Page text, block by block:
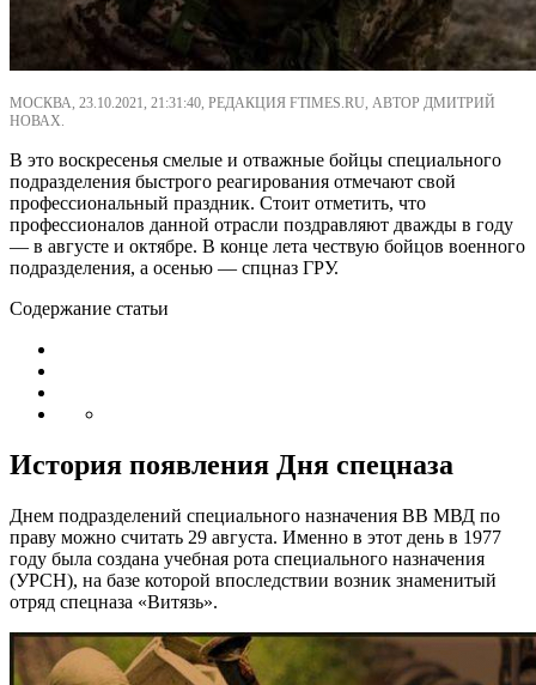
МОСКВА, 23.10.2021, 21:31:40, РЕДАКЦИЯ FTIMES.RU, АВТОР ДМИТРИЙ
НОВАХ.
В это воскресенья смелые и отважные бойцы специального
подразделения быстрого реагирования отмечают свой
профессиональный праздник. Стоит отметить, что
профессионалов данной отрасли поздравляют дважды в году
— в августе и октябре. В конце лета чествую бойцов военного
подразделения, а осенью — спцназ ГРУ.
Содержание статьи
История появления Дня спецназа
Днем подразделений специального назначения ВВ МВД по
праву можно считать 29 августа. Именно в этот день в 1977
году была создана учебная рота специального назначения
(УРСН), на базе которой впоследствии возник знаменитый
отряд спецназа «Витязь».